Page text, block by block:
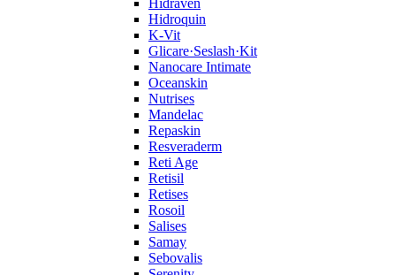
Hidraven
Hidroquin
K-Vit
Glicare·Seslash·Kit
Nanocare Intimate
Oceanskin
Nutrises
Mandelac
Repaskin
Resveraderm
Reti Age
Retisil
Retises
Rosoil
Salises
Samay
Sebovalis